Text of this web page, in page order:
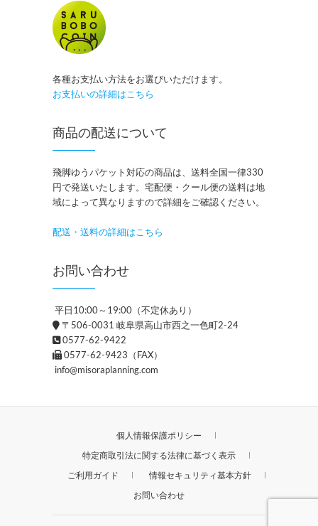
各種お支払い方法をお選びいただけます。
お支払いの詳細はこちら
商品の配送について
飛脚ゆうパケット対応の商品は、送料全国一律330
円で発送いたします。宅配便・クール便の送料は地
域によって異なりますので詳細をご確認ください。
配送・送料の詳細はこちら
お問い合わせ
平日10:00～19:00（不定休あり）
〒506-0031 岐阜県高山市西之一色町2-24
0577-62-9422
0577-62-9423（FAX）
info@misoraplanning.com
個人情報保護ポリシー
特定商取引法に関する法律に基づく表示
ご利用ガイド
情報セキュリティ基本方針
お問い合わせ